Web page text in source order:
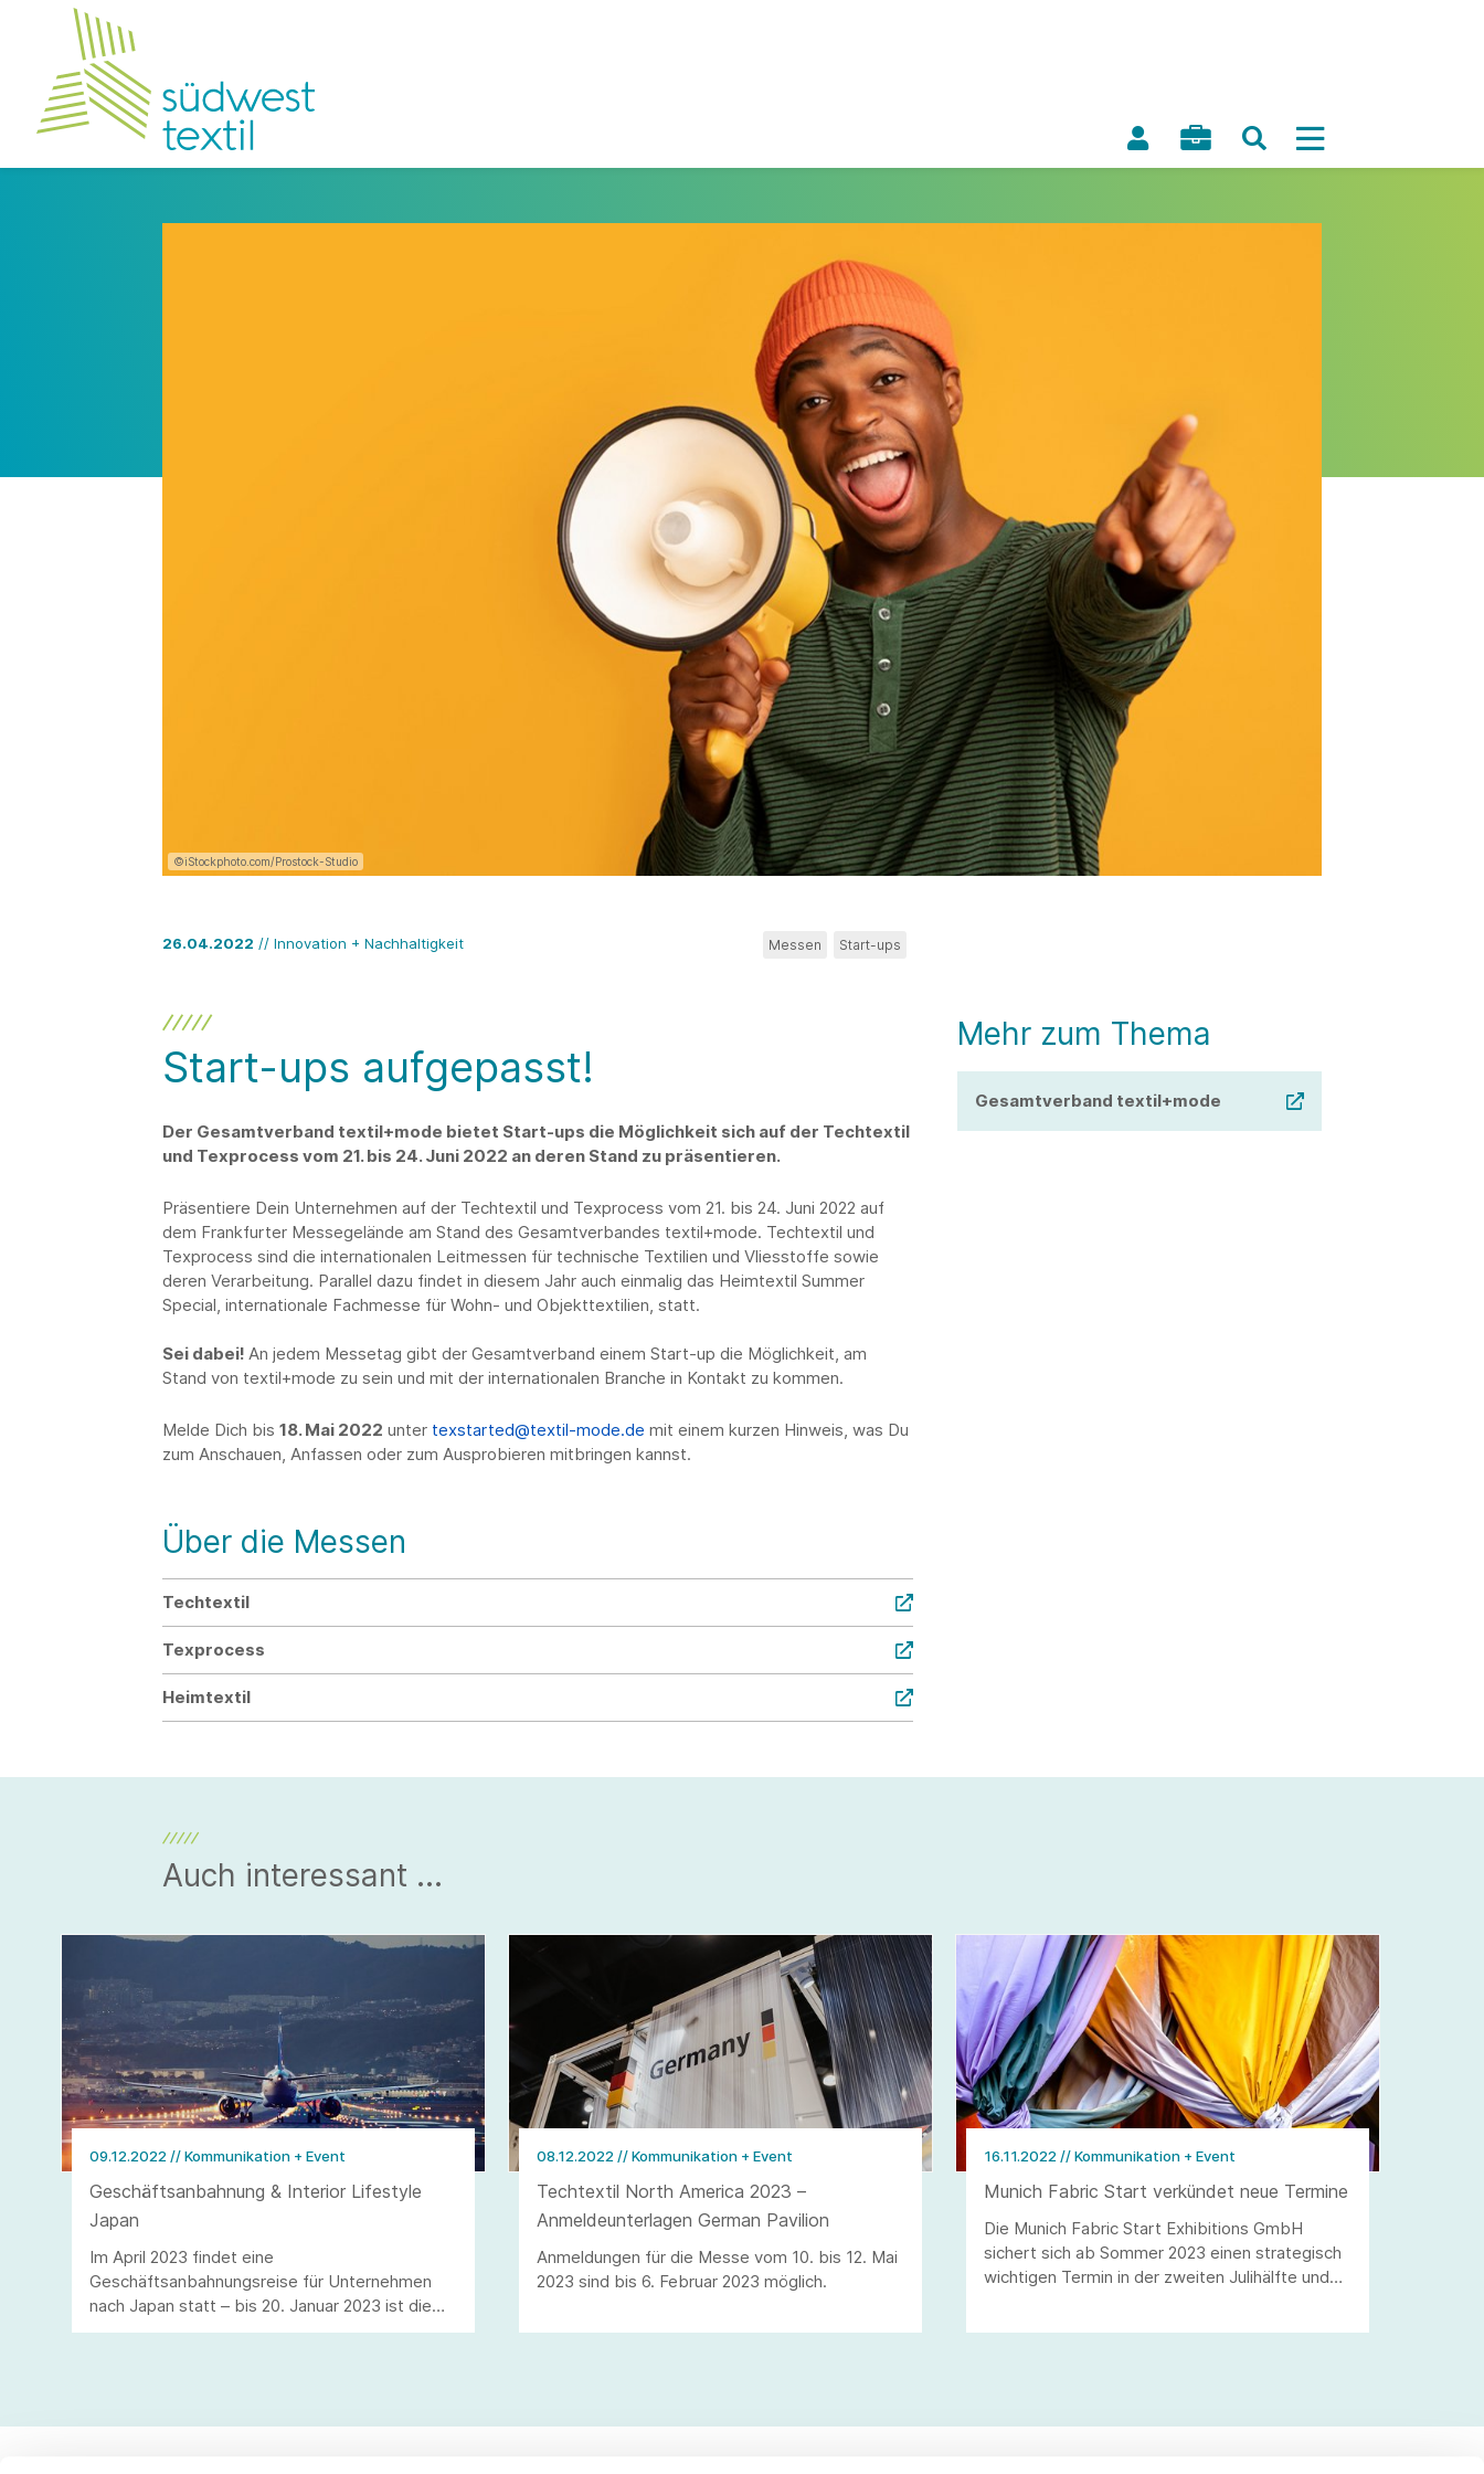
©iStockphoto.com/Prostock-Studio
26.04.2022 // Innovation + Nachhaltigkeit Messen Start-ups
Start-ups aufgepasst!
Der Gesamtverband textil+mode bietet Start-ups die Möglichkeit sich auf der Techtextil
und Texprocess vom 21. bis 24. Juni 2022 an deren Stand zu präsentieren.
Präsentiere Dein Unternehmen auf der Techtextil und Texprocess vom 21. bis 24. Juni 2022 auf
dem Frankfurter Messegelände am Stand des Gesamtverbandes textil+mode. Techtextil und
Texprocess sind die internationalen Leitmessen für technische Textilien und Vliesstoffe sowie
deren Verarbeitung. Parallel dazu findet in diesem Jahr auch einmalig das Heimtextil Summer
Special, internationale Fachmesse für Wohn- und Objekttextilien, statt.
Sei dabei! An jedem Messetag gibt der Gesamtverband einem Start-up die Möglichkeit, am
Stand von textil+mode zu sein und mit der internationalen Branche in Kontakt zu kommen.
Melde Dich bis 18. Mai 2022 unter texstarted@textil-mode.de mit einem kurzen Hinweis, was Du
zum Anschauen, Anfassen oder zum Ausprobieren mitbringen kannst.
Mehr zum Thema
Gesamtverband textil+mode
Über die Messen
Techtextil
Texprocess
Heimtextil
Auch interessant ...
09.12.2022 // Kommunikation + Event
Geschäftsanbahnung & Interior Lifestyle
Japan
Im April 2023 findet eine
Geschäftsanbahnungsreise für Unternehmen
nach Japan statt – bis 20. Januar 2023 ist die
Anmeldung möglich. Für die im Juni 2023
08.12.2022 // Kommunikation + Event
Techtextil North America 2023 –
Anmeldeunterlagen German Pavilion
Anmeldungen für die Messe vom 10. bis 12. Mai
2023 sind bis 6. Februar 2023 möglich.
16.11.2022 // Kommunikation + Event
Munich Fabric Start verkündet neue Termine
Die Munich Fabric Start Exhibitions GmbH
sichert sich ab Sommer 2023 einen strategisch
wichtigen Termin in der zweiten Julihälfte und